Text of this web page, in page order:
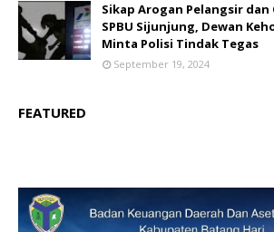
Sikap Arogan Pelangsir
SPBU Sijunjung, Dewan
Minta Polisi Tindak Tegas
September 19, 2024
FEATURED